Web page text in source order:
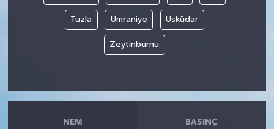
Tuzla Ümraniye Üsküdar
Zeytinburnu
NEM BASINÇ